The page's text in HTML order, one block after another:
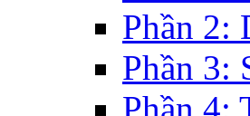
Phần 2:
Phần 3:
Phần 4: